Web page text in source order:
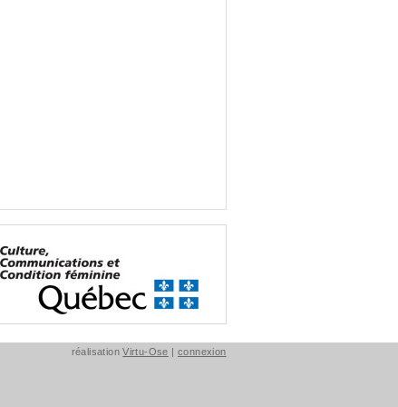
réalisationVirtu-Ose | connexion